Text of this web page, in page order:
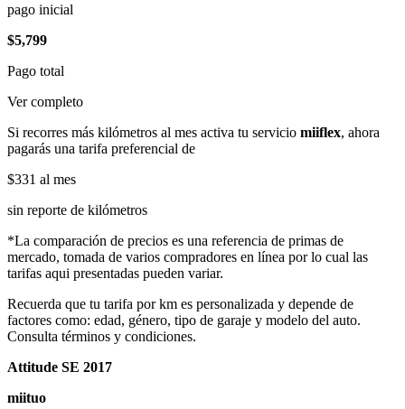
pago inicial
$5,799
Pago total
Ver completo
Si recorres más kilómetros al mes activa tu servicio miiflex, ahora
pagarás una tarifa preferencial de
$331 al mes
sin reporte de kilómetros
*La comparación de precios es una referencia de primas de
mercado, tomada de varios compradores en línea por lo cual las
tarifas aqui presentadas pueden variar.
Recuerda que tu tarifa por km es personalizada y depende de
factores como: edad, género, tipo de garaje y modelo del auto.
Consulta términos y condiciones.
Attitude SE 2017
miituo